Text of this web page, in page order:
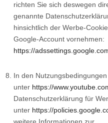
richten Sie sich deswegen
genannte
hinsichtlich der Werbe-
Google-Account vornehmen:
https://
In den
unter https://
Datenschutzerklärung für
unter https://